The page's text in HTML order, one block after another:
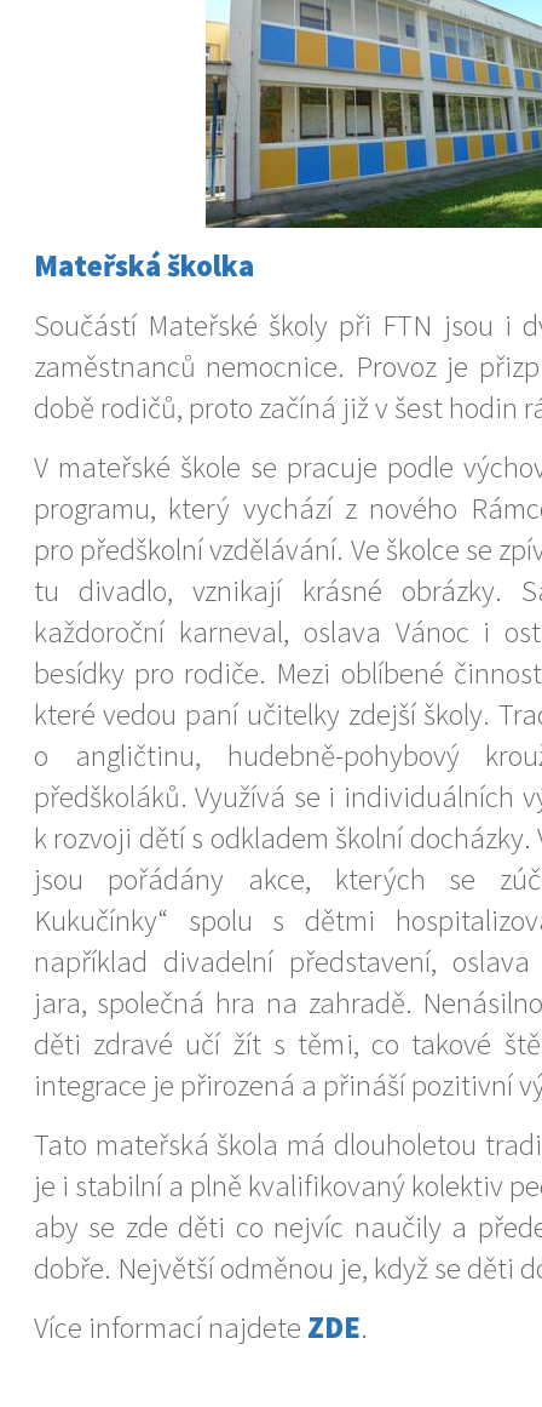
Mateřská školka
Součástí Mateřské školy při FTN jsou i
zaměstnanců nemocnice. Provoz je
době rodičů, proto začíná již v šest hodin
V mateřské škole se pracuje podle
programu, který vychází z nového
pro předškolní vzdělávání. Ve školce se
tu divadlo, vznikají krásné obrázky.
každoroční karneval, oslava Vánoc i
besídky pro rodiče. Mezi oblíbené
které vedou paní učitelky zdejší školy.
o angličtinu, hudebně-pohybový
předškoláků. Využívá se i individuálních
k rozvoji dětí s odkladem školní docházky.
jsou pořádány akce, kterých se
Kukučínky“ spolu s dětmi
například divadelní představení,
jara, společná hra na zahradě.
děti zdravé učí žít s těmi, co takové
integrace je přirozená a přináší pozitivní
Tato mateřská škola má dlouholetou
je i stabilní a plně kvalifikovaný kolektiv
aby se zde děti co nejvíc naučily a
dobře. Největší odměnou je, když se děti
Více informací najdete ZDE.